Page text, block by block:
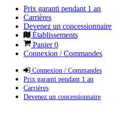
Prix garanti pendant 1 an
Carrières
Devenez un concessionnaire
Établissements
Panier0
Connexion / Commandes
Connexion / Commandes
Prix garanti pendant 1 an
Carrières
Devenez un concessionnaire